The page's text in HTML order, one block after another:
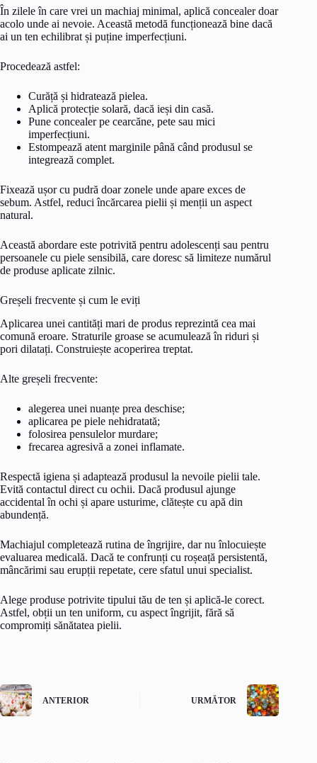
În zilele în care vrei un machiaj minimal, aplică concealer doar
acolo unde ai nevoie. Această metodă funcționează bine dacă
ai un ten echilibrat și puține imperfecțiuni.
Procedează astfel:
Curăță și hidratează pielea.
Aplică protecție solară, dacă ieși din casă.
Pune concealer pe cearcăne, pete sau mici
imperfecțiuni.
Estompează atent marginile până când produsul se
integrează complet.
Fixează ușor cu pudră doar zonele unde apare exces de
sebum. Astfel, reduci încărcarea pielii și menții un aspect
natural.
Această abordare este potrivită pentru adolescenți sau pentru
persoanele cu piele sensibilă, care doresc să limiteze numărul
de produse aplicate zilnic.
Greșeli frecvente și cum le eviți
Aplicarea unei cantități mari de produs reprezintă cea mai
comună eroare. Straturile groase se acumulează în riduri și
pori dilatați. Construiește acoperirea treptat.
Alte greșeli frecvente:
alegerea unei nuanțe prea deschise;
aplicarea pe piele nehidratată;
folosirea pensulelor murdare;
frecarea agresivă a zonei inflamate.
Respectă igiena și adaptează produsul la nevoile pielii tale.
Evită contactul direct cu ochii. Dacă produsul ajunge
accidental în ochi și apare usturime, clătește cu apă din
abundență.
Machiajul completează rutina de îngrijire, dar nu înlocuiește
evaluarea medicală. Dacă te confrunți cu roșeață persistentă,
mâncărimi sau erupții repetate, cere sfatul unui specialist.
Alege produse potrivite tipului tău de ten și aplică-le corect.
Astfel, obții un ten uniform, cu aspect îngrijit, fără să
compromiți sănătatea pielii.
ANTERIOR URMĂTOR